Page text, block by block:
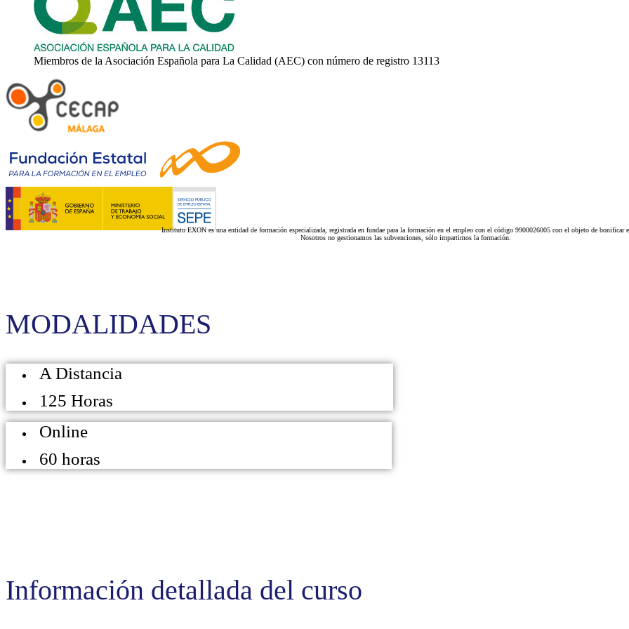
Miembros de la Asociación Española para La Calidad (AEC) con número de registro 13113
Instituto EXON es una entidad de formación especializada, registrada en fundae para la formación en el empleo con el código 9900026005 con el objeto de bonificar
Nosotros no gestionamos las subvenciones, sólo impartimos la formación.
MODALIDADES
A Distancia
125 Horas
Online
60 horas
Información detallada del curso